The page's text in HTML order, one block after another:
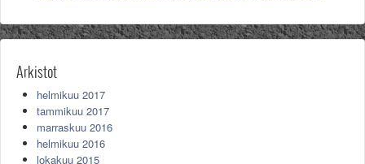
Arkistot
helmikuu 2017
tammikuu 2017
marraskuu 2016
helmikuu 2016
lokakuu 2015